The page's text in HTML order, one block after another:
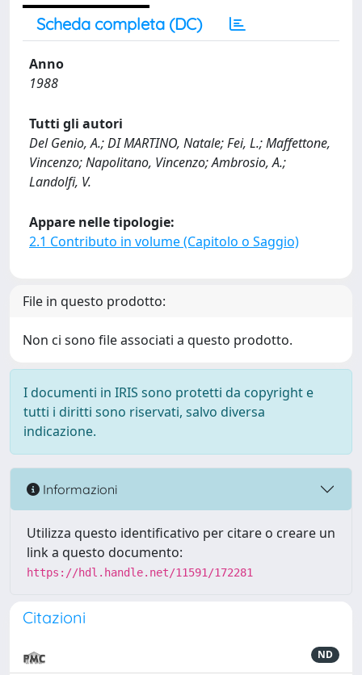
Scheda completa (DC)
Anno
1988
Tutti gli autori
Del Genio, A.; DI MARTINO, Natale; Fei, L.; Maffettone,
Vincenzo; Napolitano, Vincenzo; Ambrosio, A.;
Landolfi, V.
Appare nelle tipologie:
2.1 Contributo in volume (Capitolo o Saggio)
File in questo prodotto:
Non ci sono file associati a questo prodotto.
I documenti in IRIS sono protetti da copyright e
tutti i diritti sono riservati, salvo diversa
indicazione.
Informazioni
Utilizza questo identificativo per citare o creare un
link a questo documento:
https://hdl.handle.net/11591/172281
Citazioni
ND